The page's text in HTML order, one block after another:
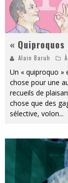
«
Alain Baruh
Un « quiproquo »
chose pour une
recueils de
chose que des
sélective, volon...